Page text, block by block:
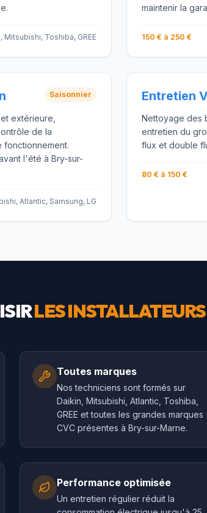
Mitsubishi, Toshiba, GREE
maintenir la
150 € à 250 €
Saisonnier
extérieure,
de la
fonctionnement.
l'été à Bry-sur-
Atlantic, Samsung, LG
Entretien
Nettoyage des
entretien du
flux et double
80 € à 150 €
LES INSTALLATEURS
Toutes marques
Nos techniciens sont formés sur
Daikin, Mitsubishi, Atlantic, Toshiba,
GREE et toutes les grandes marques
CVC présentes à Bry-sur-Marne.
Performance optimisée
Un entretien régulier réduit la